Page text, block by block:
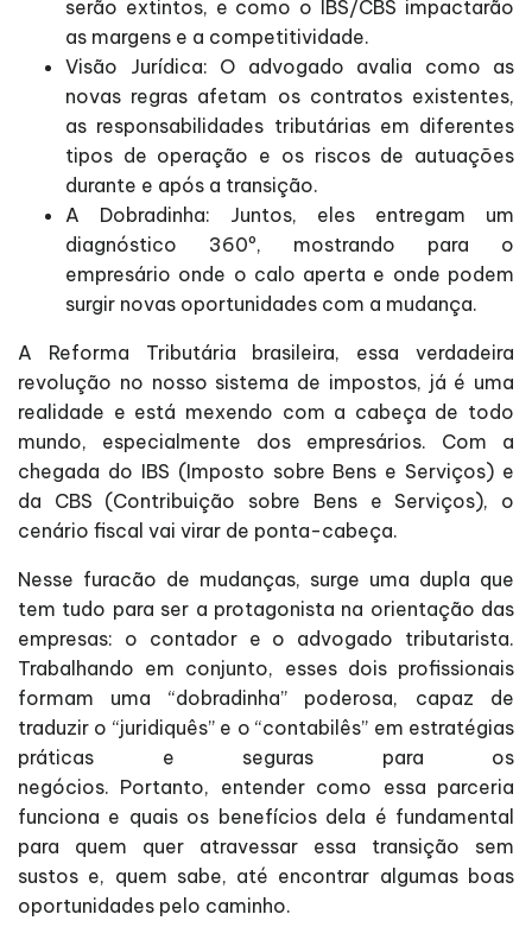
serão extintos, e como o IBS/CBS impactarão
as margens e a competitividade.
Visão Jurídica: O advogado avalia como as
novas regras afetam os contratos existentes,
as responsabilidades tributárias em diferentes
tipos de operação e os riscos de autuações
durante e após a transição.
A Dobradinha: Juntos, eles entregam um
diagnóstico 360º, mostrando para o
empresário onde o calo aperta e onde podem
surgir novas oportunidades com a mudança.
A Reforma Tributária brasileira, essa verdadeira
revolução no nosso sistema de impostos, já é uma
realidade e está mexendo com a cabeça de todo
mundo, especialmente dos empresários. Com a
chegada do IBS (Imposto sobre Bens e Serviços) e
da CBS (Contribuição sobre Bens e Serviços), o
cenário fiscal vai virar de ponta-cabeça.
Nesse furacão de mudanças, surge uma dupla que
tem tudo para ser a protagonista na orientação das
empresas: o contador e o advogado tributarista.
Trabalhando em conjunto, esses dois profissionais
formam uma “dobradinha” poderosa, capaz de
traduzir o “juridiquês” e o “contabilês” em estratégias
práticas e seguras para os
negócios. Portanto, entender como essa parceria
funciona e quais os benefícios dela é fundamental
para quem quer atravessar essa transição sem
sustos e, quem sabe, até encontrar algumas boas
oportunidades pelo caminho.